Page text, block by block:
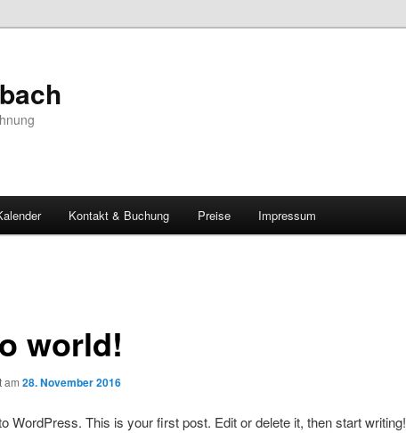
Kontakt & Buchung Preise Impressum
world!
am 28. November 2016
WordPress. This is your first post. Edit or delete it, then start writing!